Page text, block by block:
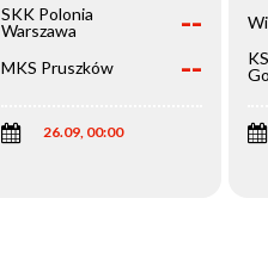
SKK Polonia
Warszawa
--
MKS Pruszków --
26.09, 00:00